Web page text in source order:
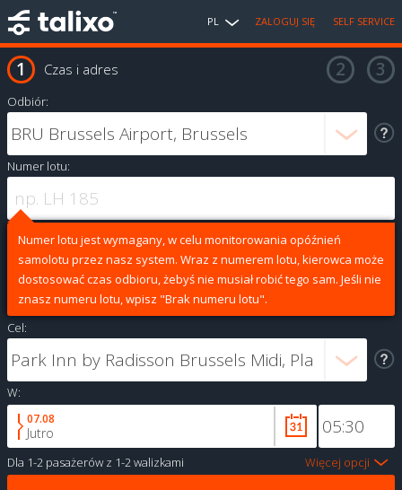
PL ZALOGUJ SIĘ SELF SERVICE
Czas i adres
Odbiór:
Numer lotu:
Numer lotu jest wymagany, w celu monitorowania opóźnień
samolotu przez nasz system. Wraz z numerem lotu, kierowca może
dostosować czas odbioru, żebyś nie musiał robić tego sam. Jeśli nie
znasz numeru lotu, wpisz "Brak numeru lotu".
Cel:
W:
07.08
Jutro
Dla 1-2 pasażerów z 1-2 walizkami Więcej opcji